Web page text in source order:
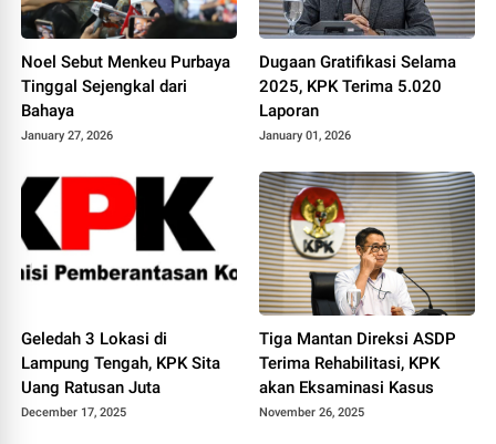
Noel Sebut Menkeu Purbaya
Tinggal Sejengkal dari
Bahaya
January 27, 2026
Dugaan Gratifikasi Selama
2025, KPK Terima 5.020
Laporan
January 01, 2026
Geledah 3 Lokasi di
Lampung Tengah, KPK Sita
Uang Ratusan Juta
December 17, 2025
Tiga Mantan Direksi ASDP
Terima Rehabilitasi, KPK
akan Eksaminasi Kasus
November 26, 2025